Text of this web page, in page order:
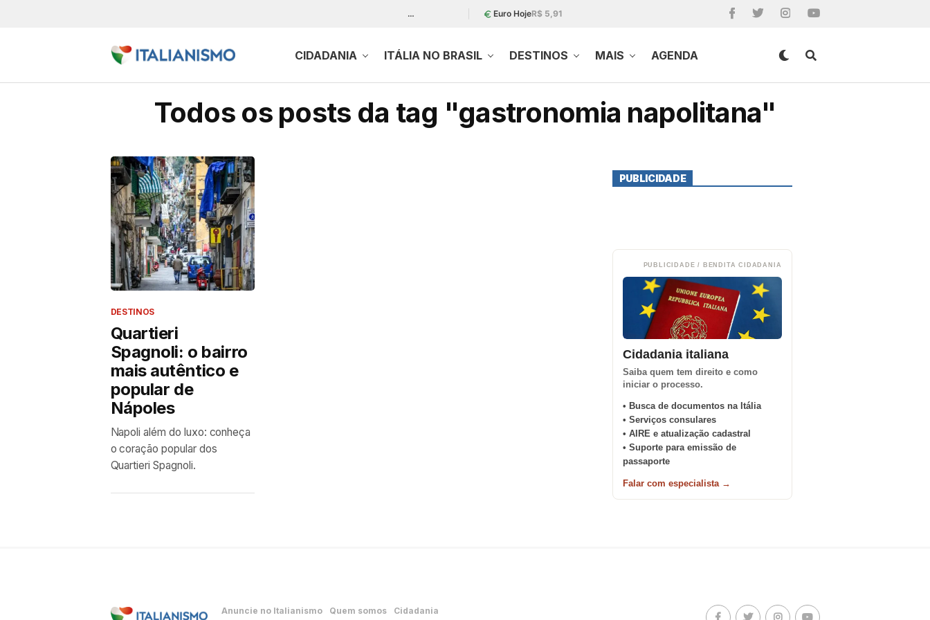
… Euro HojeR$ 5,91
CIDADANIA ITÁLIA NO BRASIL DESTINOS MAIS AGENDA
Todos os posts da tag "gastronomia napolitana"
DESTINOS
Quartieri
Spagnoli: o bairro
mais autêntico e
popular de
Nápoles
Napoli além do luxo: conheça
o coração popular dos
Quartieri Spagnoli.
PUBLICIDADE
PUBLICIDADE / BENDITA CIDADANIA
Cidadania italiana
Saiba quem tem direito e como
iniciar o processo.
• Busca de documentos na Itália
• Serviços consulares
• AIRE e atualização cadastral
• Suporte para emissão de
passaporte
Falar com especialista →
Anuncie no Italianismo Quem somos
Cidadania